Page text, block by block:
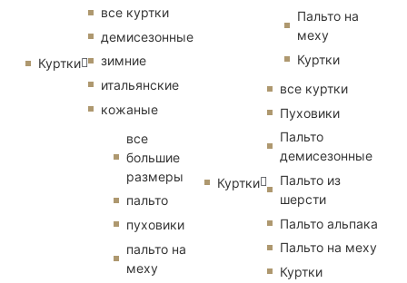
Куртки
все куртки
демисезонные
зимние
итальянские
кожаные
все
большие
размеры
пальто
пуховики
пальто на
меху
Пальто на
меху
Куртки
Куртки
все куртки
Пуховики
Пальто
демисезонные
Пальто из
шерсти
Пальто альпака
Пальто на меху
Куртки